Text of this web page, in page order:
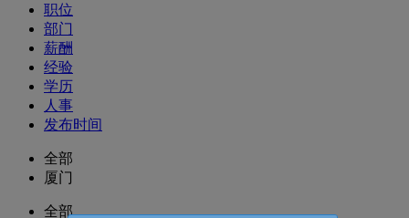
职位
部门
薪酬
经验
学历
人事
发布时间
全部
厦门
全部